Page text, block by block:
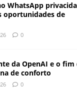
WhatsApp
oportunidades de
0
da OpenAI e o fim
de conforto
0